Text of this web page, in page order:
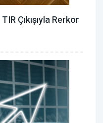
Çıkışıyla Rerkor